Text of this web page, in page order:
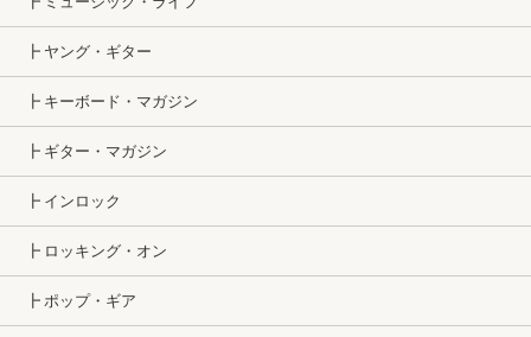
┣ ヤング・ギター
┣ キーボード・マガジン
┣ ギター・マガジン
┣ インロック
┣ ロッキング・オン
┣ ポップ・ギア